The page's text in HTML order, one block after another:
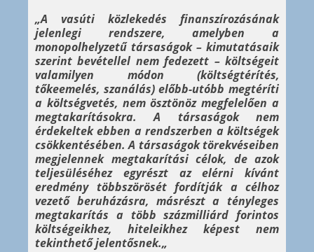
„A vasúti közlekedés finanszírozásának
jelenlegi rendszere, amelyben a
monopolhelyzetű társaságok – kimutatásaik
szerint bevétellel nem fedezett – költségeit
valamilyen módon (költségtérítés,
tőkeemelés, szanálás) előbb-utóbb megtéríti
a költségvetés, nem ösztönöz megfelelően a
megtakarításokra. A társaságok nem
érdekeltek ebben a rendszerben a költségek
csökkentésében. A társaságok törekvéseiben
megjelennek megtakarítási célok, de azok
teljesüléséhez egyrészt az elérni kívánt
eredmény többszörösét fordítják a célhoz
vezető beruházásra, másrészt a tényleges
megtakarítás a több százmilliárd forintos
költségeikhez, hiteleikhez képest nem
tekinthető jelentősnek.„